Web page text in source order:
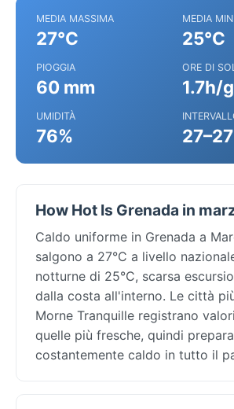
MEDIA MASSIMA
27°C
MEDIA
25°C
PIOGGIA
60 mm
ORE DI
1.7h/
UMIDITÀ
76%
How Hot Is Grenada in
Caldo uniforme in Grenada a
salgono a 27°C a livello
notturne di 25°C, scarsa
dalla costa all'interno. Le città
Morne Tranquille registrano
quelle più fresche, quindi
costantemente caldo in tutto il